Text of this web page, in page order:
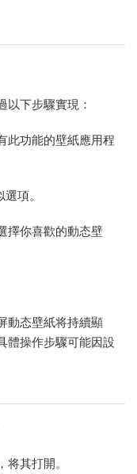
以下步驟實現：
此功能的壁紙應用程
項。
擇你喜歡的動态壁
動态壁紙将持續顯
體操作步驟可能因設
其打開。